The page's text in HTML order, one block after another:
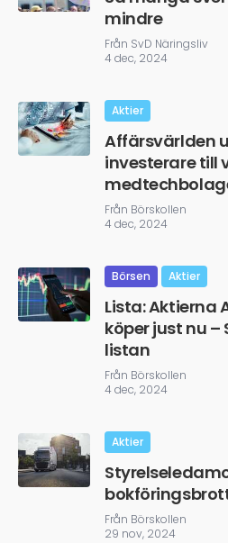
mindre
Från SvD Näringsliv
4 dec, 2024
Aktier
Affärsvärlden
investerare till
Från Börskollen
4 dec, 2024
Börsen Aktier
Lista: Aktierna
köper just nu
listan
Från Börskollen
4 dec, 2024
Aktier
Från Börskollen
29 nov, 2024